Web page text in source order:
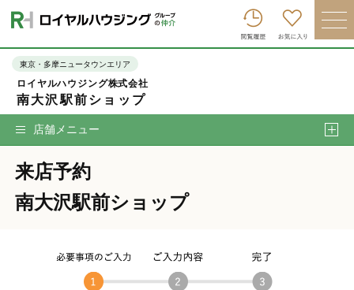
東京・多摩ニュータウンエリア
ロイヤルハウジング株式会社
南大沢駅前ショップ
店舗メニュー
来店予約
南大沢駅前ショップ
ロイヤルハウジンググループトップへ
買いたい
売りたい
借りたい
貸したい
店舗を探す
企業情報
ログイン 会員登録